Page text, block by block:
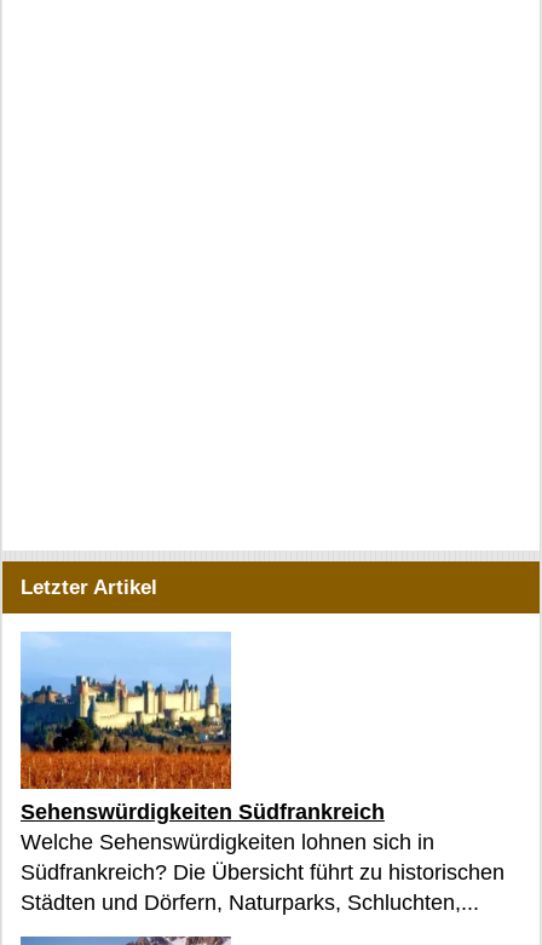
Letzter Artikel
Sehenswürdigkeiten Südfrankreich
Welche Sehenswürdigkeiten lohnen sich in
Südfrankreich? Die Übersicht führt zu historischen
Städten und Dörfern, Naturparks, Schluchten,...